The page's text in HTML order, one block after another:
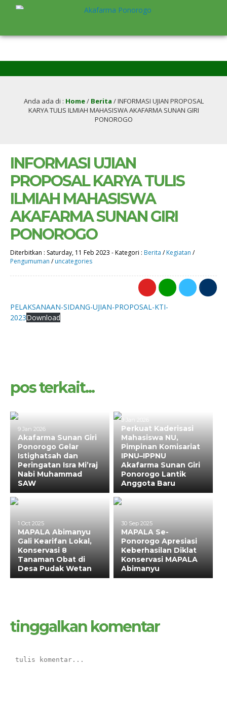
Anda ada di : Home/ Berita /INFORMASI UJIAN PROPOSAL
KARYA TULIS ILMIAH MAHASISWA AKAFARMA SUNAN GIRI
PONOROGO
INFORMASI UJIAN
PROPOSAL KARYA TULIS
ILMIAH MAHASISWA
AKAFARMA SUNAN GIRI
PONOROGO
Diterbitkan : Saturday, 11 Feb 2023 -Kategori : Berita /Kegiatan /
Pengumuman /uncategories
PELAKSANAAN-SIDANG-UJIAN-PROPOSAL-KTI-
2023Download
pos terkait...
9 Jan 2026
Akafarma Sunan Giri
Ponorogo Gelar
Istighatsah dan
Peringatan Isra Mi’raj
Nabi Muhammad
SAW
9 Jan 2026
Perkuat Kaderisasi
Mahasiswa NU,
Pimpinan Komisariat
IPNU–IPPNU
Akafarma Sunan Giri
Ponorogo Lantik
Anggota Baru
1 Oct 2025
MAPALA Abimanyu
Gali Kearifan Lokal,
Konservasi 8
Tanaman Obat di
Desa Pudak Wetan
30 Sep 2025
MAPALA Se-
Ponorogo Apresiasi
Keberhasilan Diklat
Konservasi MAPALA
Abimanyu
tinggalkan komentar